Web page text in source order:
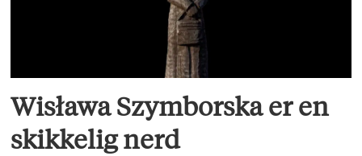
Wisława Szymborska er en
skikkelig nerd